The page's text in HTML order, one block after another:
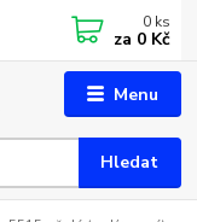
Menu
Hledat
0 ks
za 0 Kč